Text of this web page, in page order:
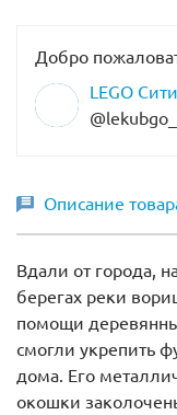
Добро
LEGO Сити
Описание
Вдали от города,
берегах реки
помощи
смогли укрепить
дома. Его
окошки